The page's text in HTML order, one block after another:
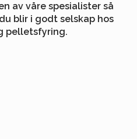
av våre spesialister så
blir i godt selskap hos
pelletsfyring.